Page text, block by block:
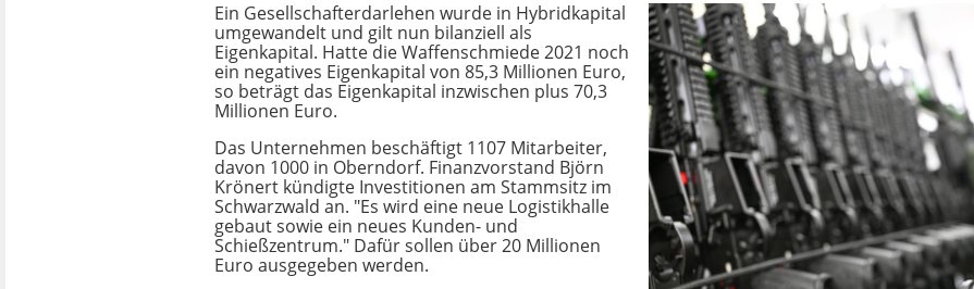
Ein Gesellschafterdarlehen wurde in Hybridkapital
umgewandelt und gilt nun bilanziell als
Eigenkapital. Hatte die Waffenschmiede 2021 noch
ein negatives Eigenkapital von 85,3 Millionen Euro,
so beträgt das Eigenkapital inzwischen plus 70,3
Millionen Euro.
Das Unternehmen beschäftigt 1107 Mitarbeiter,
davon 1000 in Oberndorf. Finanzvorstand Björn
Krönert kündigte Investitionen am Stammsitz im
Schwarzwald an. "Es wird eine neue Logistikhalle
gebaut sowie ein neues Kunden- und
Schießzentrum." Dafür sollen über 20 Millionen
Euro ausgegeben werden.